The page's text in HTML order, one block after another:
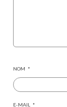
NOM *
E-MAIL *